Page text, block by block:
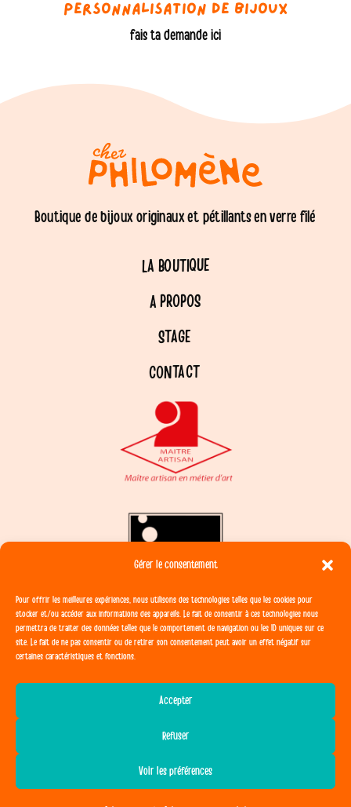
Gérer le consentement
Pour offrir les meilleures expériences, nous utilisons des technologies telles que les cookies pour
stocker et/ou accéder aux informations des appareils. Le fait de consentir à ces technologies nous
permettra de traiter des données telles que le comportement de navigation ou les ID uniques sur ce
site. Le fait de ne pas consentir ou de retirer son consentement peut avoir un effet négatif sur
certaines caractéristiques et fonctions.
Accepter
Refuser
Voir les préférences
Personnalisation de bijoux
fais ta demande ici
Boutique de bijoux originaux et pétillants en verre filé
LA BOUTIQUE
A PROPOS
STAGE
CONTACT
Site créé parMorgane Marie
Mentions légales Politique de Confidentialité